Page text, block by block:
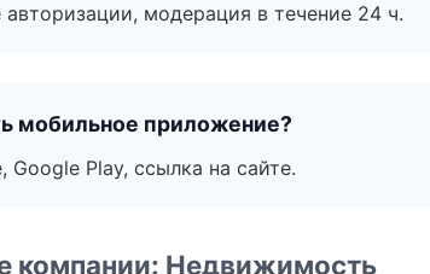
авторизации, модерация в течение 24 ч.
мобильное приложение?
Google Play, ссылка на сайте.
компании: Недвижимость